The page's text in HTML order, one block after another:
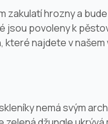
zakulatí hrozny a
povoleny k
které najdete v našem
nemá svým